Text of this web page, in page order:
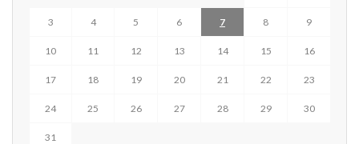
3 4 5 6 7 8 9
10 11 12 13 14 15 16
17 18 19 20 21 22 23
24 25 26 27 28 29 30
31